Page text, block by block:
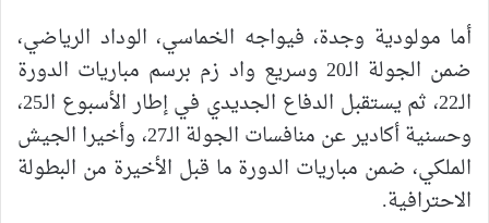
أما مولودية وجدة، فيواجه الخماسي، الوداد الرياضي،
ضمن الجولة الـ20 وسريع واد زم برسم مباريات الدورة
الـ22، ثم يستقبل الدفاع الجديدي في إطار الأسبوع الـ25،
وحسنية أكادير عن منافسات الجولة الـ27، وأخيرا الجيش
الملكي، ضمن مباريات الدورة ما قبل الأخيرة من البطولة
الاحترافية.